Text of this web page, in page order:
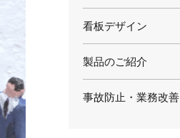
看板デザイン
製品のご紹介
事故防止・業務改善